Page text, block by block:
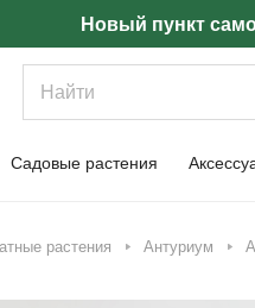
Новый пункт
Садовые растения
растения Антуриум